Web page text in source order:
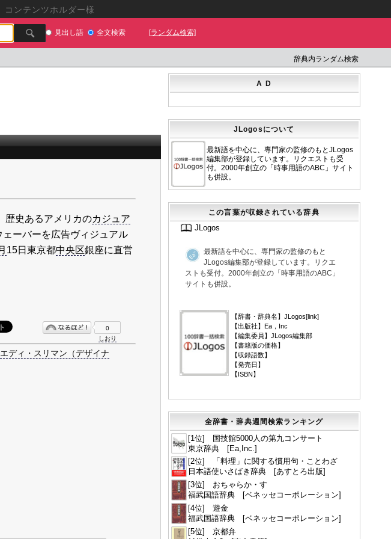
コンテンツホルダー様
見出し語 全文検索 [ランダム検索]
辞典内ランダム検索
歴史あるアメリカのカジュア
ェーバーを広告ヴィジュアル
15日東京都中央区銀座に直営
0
しおり
エディ・スリマン（デザイナ
A D
JLogosについて
最新語を中心に、専門家の監修のもとJLogos
編集部が登録しています。リクエストも受
付。2000年創立の「時事用語のABC」サイト
も併設。
この言葉が収録されている辞典
JLogos
最新語を中心に、専門家の監修のもと
JLogos編集部が登録しています。リクエ
ストも受付。2000年創立の「時事用語のABC」
サイトも併設。
【辞書・辞典名】JLogos[link]
【出版社】Ea，Inc
【編集委員】JLogos編集部
【書籍版の価格】
【収録語数】
【発売日】
【ISBN】
全辞書・辞典週間検索ランキング
[1位] 国技館5000人の第九コンサート
東京辞典 [Ea,Inc.]
[2位] 「料理」に関する慣用句・ことわざ
日本語使いさばき辞典 [あすとろ出版]
[3位] おちゃらか・す
福武国語辞典 [ベネッセコーポレーション]
[4位] 遊金
福武国語辞典 [ベネッセコーポレーション]
[5位] 京都弁